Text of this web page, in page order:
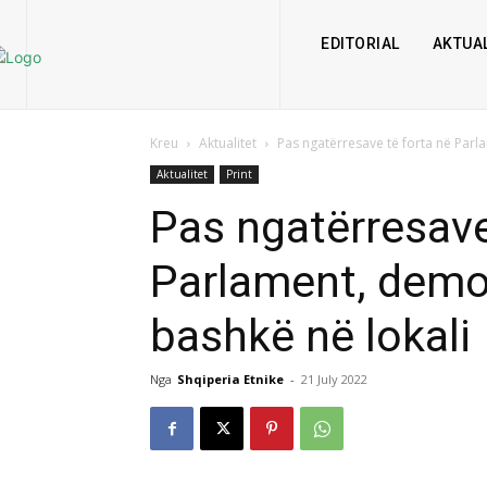
EDITORIAL
Kreu Aktualitet Pas ngatërresave të forta në
Aktualitet Print
Pas
Parlament,
bashkë në lokali
Nga Shqiperia Etnike - 21 July 2022